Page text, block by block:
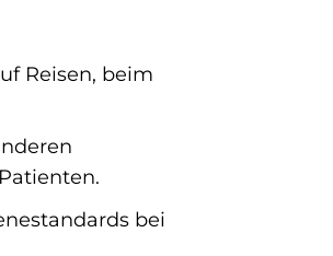
Reisen, beim
bei